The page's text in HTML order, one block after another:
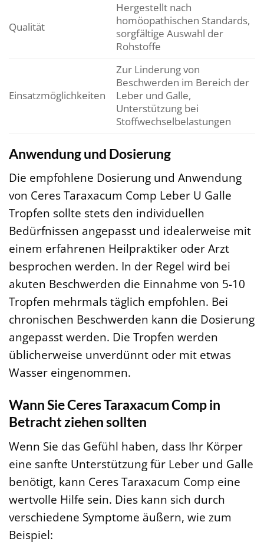
Qualität
Hergestellt nach
homöopathischen Standards,
sorgfältige Auswahl der
Rohstoffe
Einsatzmöglichkeiten
Zur Linderung von
Beschwerden im Bereich der
Leber und Galle,
Unterstützung bei
Stoffwechselbelastungen
Anwendung und Dosierung
Die empfohlene Dosierung und Anwendung
von Ceres Taraxacum Comp Leber U Galle
Tropfen sollte stets den individuellen
Bedürfnissen angepasst und idealerweise mit
einem erfahrenen Heilpraktiker oder Arzt
besprochen werden. In der Regel wird bei
akuten Beschwerden die Einnahme von 5-10
Tropfen mehrmals täglich empfohlen. Bei
chronischen Beschwerden kann die Dosierung
angepasst werden. Die Tropfen werden
üblicherweise unverdünnt oder mit etwas
Wasser eingenommen.
Wann Sie Ceres Taraxacum Comp in
Betracht ziehen sollten
Wenn Sie das Gefühl haben, dass Ihr Körper
eine sanfte Unterstützung für Leber und Galle
benötigt, kann Ceres Taraxacum Comp eine
wertvolle Hilfe sein. Dies kann sich durch
verschiedene Symptome äußern, wie zum
Beispiel: